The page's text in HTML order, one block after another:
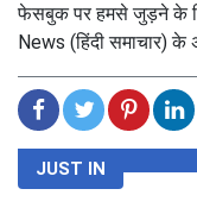
फेसबुक पर हमसे जुड़ने के
News (हिंदी समाचार)
JUST IN